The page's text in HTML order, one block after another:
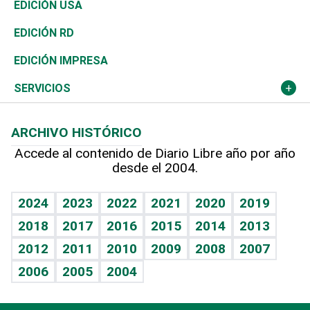
Ocenanía
Caribe
Resto del mundo
Telecom.
Global y variable
Economía personal
Sociales
Novedades
Podcast Arte Libre
Hablando con el pediatra
Vida y familia
Eñe
Celebrando la vida
Sin complejos
En pocas palabras
Ciclismo
Tenis
Olimpismo
Más deportes
Línea de hit
TBT Deportivo
En Directo
El Espía
Noticiero Poteleche
Columnistas
Más firmas
Tecnología
Historia
Martes de tecnología
Cambio climático
Economía
Revista
Deportes
Opinión
Hecho en casa
Guía del dinero
EDICIÓN USA
EDICIÓN RD
EDICIÓN IMPRESA
SERVICIOS
Cumpleaños
Horóscopos
Crucigramas
ARCHIVO HISTÓRICO
Accede al contenido de Diario Libre año por año
desde el 2004.
2024 2023 2022 2021 2020
2019
2018
2017 2016 2015 2014
2013
2012
2011 2010 2009 2008
2007
2006
2005 2004